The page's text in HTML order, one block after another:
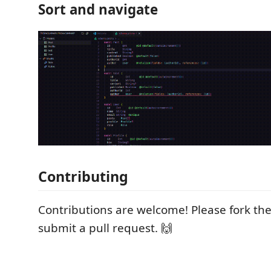
Sort and navigate
Contributing
Contributions are welcome! Please fork
submit a pull request. 🙌